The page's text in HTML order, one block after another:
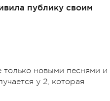
публику своим
только новыми песнями и
у 2, которая